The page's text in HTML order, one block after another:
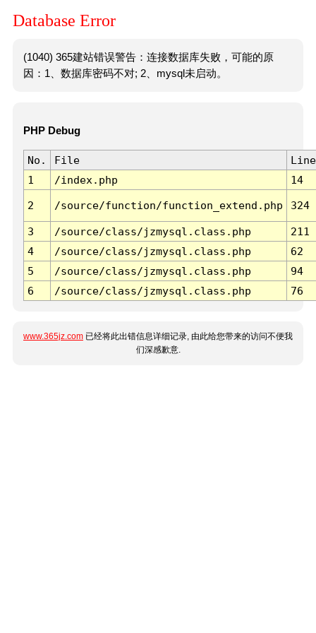
Database Error
(1040) 365建站错误警告：连接数据库失败，可能的原
因：1、数据库密码不对; 2、mysql未启动。
PHP Debug
No. File
Line
1
/index.php 14
2 /source/function/function_extend.php 324
3 /source/class/jzmysql.class.php
211
4
/source/class/jzmysql.class.php
62
5
/source/class/jzmysql.class.php
94
6
/source/class/jzmysql.class.php 76
www.365jz.com 已经将此出错信息详细记录, 由此给您带来的访问不便我
们深感歉意.